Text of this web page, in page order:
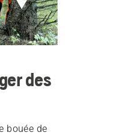
des
bouée de